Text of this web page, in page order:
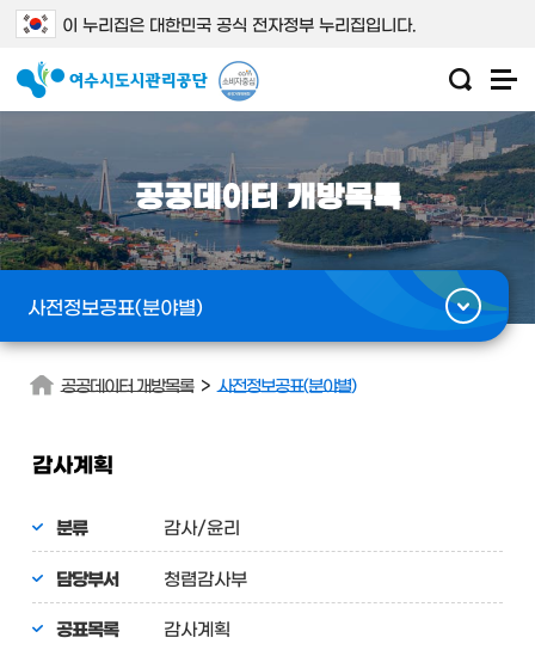
이 누리집은 대한민국 공식 전자정부 누리집입니다.
공공데이터 개방목록
사전정보공표(분야별)
공공데이터 개방목록 > 사전정보공표(분야별)
감사계획
분류 감사/윤리
담당부서 청렴감사부
공표목록 감사계획